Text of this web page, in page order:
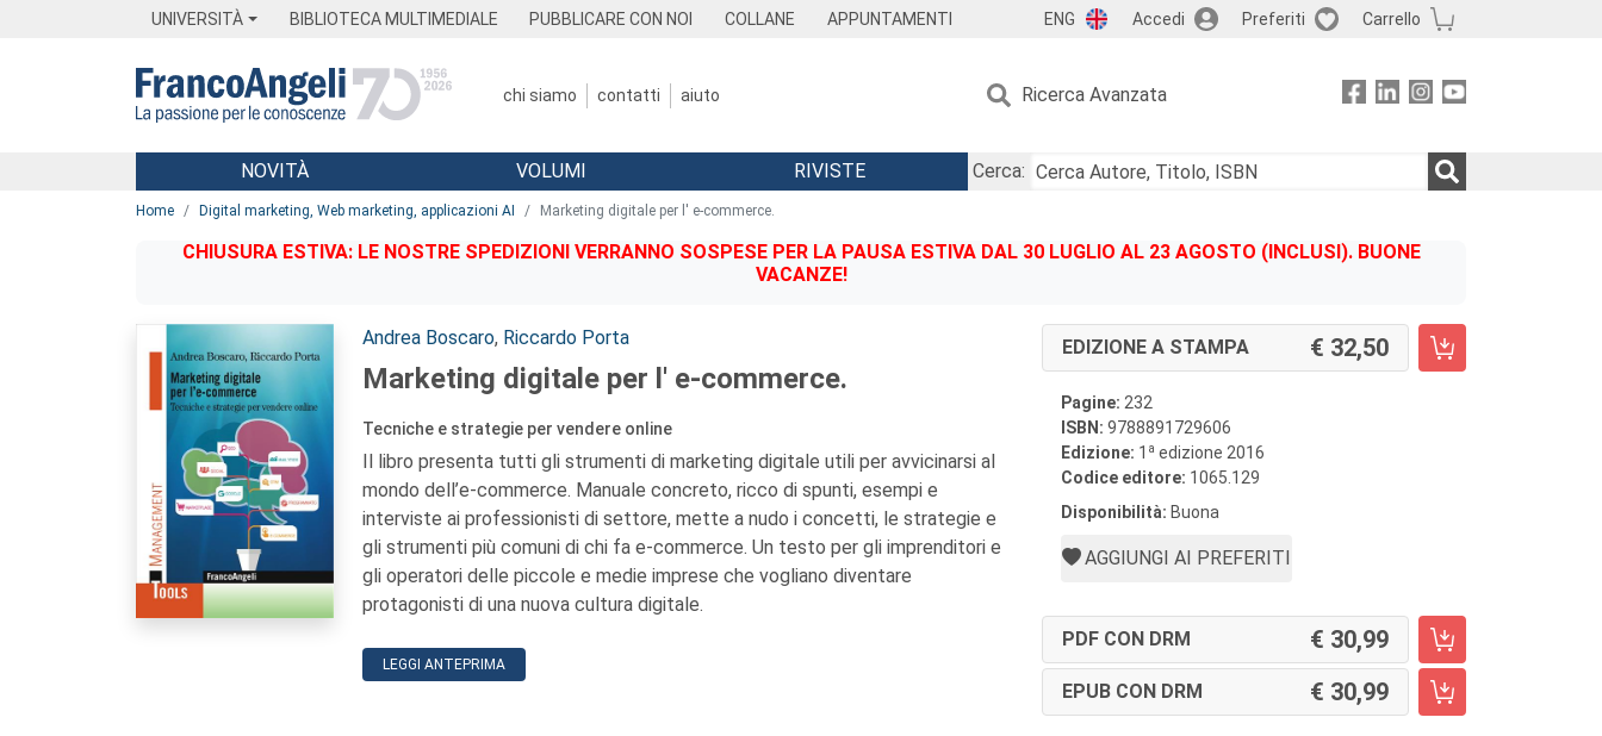
UNIVERSITÀ BIBLIOTECA MULTIMEDIALE PUBBLICARE CON NOI COLLANE APPUNTAMENTI ENG Accedi Preferiti Carrello
chi siamo contatti aiuto Ricerca Avanzata
Menu
NOVITÀ VOLUMI RIVISTE
Cerca:
Home Digital marketing, Web marketing, applicazioni AI Marketing digitale per l' e-commerce.
CHIUSURA ESTIVA: LE NOSTRE SPEDIZIONI VERRANNO SOSPESE PER LA PAUSA ESTIVA DAL 30 LUGLIO AL 23 AGOSTO (INCLUSI). BUONE
VACANZE!
Autori:
Andrea Boscaro, Riccardo Porta
Marketing digitale per l' e-commerce.
Tecniche e strategie per vendere online
Il libro presenta tutti gli strumenti di marketing digitale utili per avvicinarsi al
mondo dell’e-commerce. Manuale concreto, ricco di spunti, esempi e
interviste ai professionisti di settore, mette a nudo i concetti, le strategie e
gli strumenti più comuni di chi fa e-commerce. Un testo per gli imprenditori e
gli operatori delle piccole e medie imprese che vogliano diventare
protagonisti di una nuova cultura digitale.
LEGGI ANTEPRIMA
EDIZIONE A STAMPA 32,50
Pagine: 232
ISBN: 9788891729606
Edizione: 1 a edizione 2016
Codice editore: 1065.129
Disponibilità: Buona
AGGIUNGI AI PREFERITI
PDF CON DRM 30,99
EPUB CON DRM 30,99